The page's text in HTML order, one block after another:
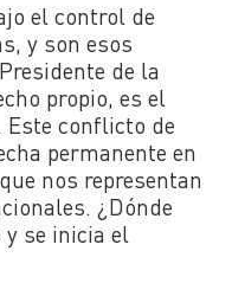
el control de
y son esos
de la
propio, es el
Este conflicto de
permanente en
nos representan
¿Dónde
se inicia el